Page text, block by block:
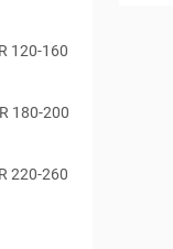
120-160
180-200
220-260